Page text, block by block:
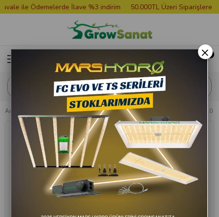
ile Ödemelerde İlave %3 indirim 50.000TL Üzeri Siparişlere
Anasayfa Bitki Besini Advanced Nutrients WSP Sensi Grow A-B Pro 10
×